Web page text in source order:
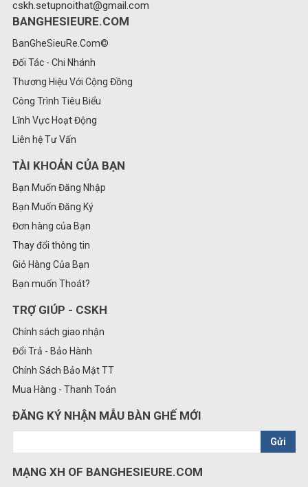
cskh.setupnoithat@gmail.com
BANGHESIEURE.COM
BanGheSieuRe.Com©
Đối Tác - Chi Nhánh
Thương Hiệu Với Cộng Đồng
Công Trình Tiêu Biểu
Lĩnh Vực Hoạt Động
Liên hệ Tư Vấn
TÀI KHOẢN CỦA BẠN
Bạn Muốn Đăng Nhập
Bạn Muốn Đăng Ký
Đơn hàng của Bạn
Thay đổi thông tin
Giỏ Hàng Của Bạn
Bạn muốn Thoát?
TRỢ GIÚP - CSKH
Chính sách giao nhận
Đổi Trả - Bảo Hành
Chính Sách Bảo Mật TT
Mua Hàng - Thanh Toán
ĐĂNG KÝ NHẬN MẪU BÀN GHẾ MỚI
Gửi
MẠNG XH OF BANGHESIEURE.COM